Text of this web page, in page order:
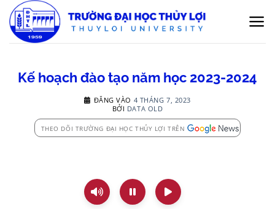
qua
nội
Kế hoạch đào tạo năm học 2023-2024
ĐĂNG VÀO 4 THÁNG 7, 2023
BỞI DATA OLD
THEO DÕI TRƯỜNG ĐẠI HỌC THỦY LỢI TRÊN